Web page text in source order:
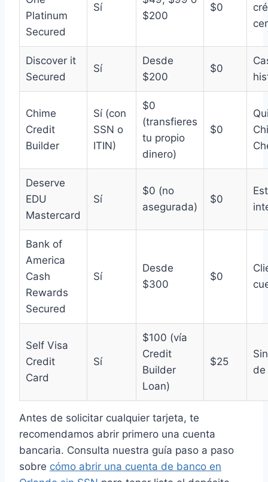
Platinum
Secured
Sí
$200
$0
Discover it
Secured
Sí
Desde
$200
$0
Chime
Credit
Builder
Sí (con
SSN o
ITIN)
$0
(transfieres
tu propio
dinero)
$0
Deserve
EDU
Mastercard
Sí
$0 (no
asegurada)
$0
Bank of
America
Cash
Rewards
Secured
Sí
Desde
$300
$0
Self Visa
Credit
Card
Sí
$100 (vía
Credit
Builder
Loan)
$25
Antes de solicitar cualquier tarjeta, te
recomendamos abrir primero una cuenta
bancaria. Consulta nuestra guía paso a paso
sobre cómo abrir una cuenta de banco en